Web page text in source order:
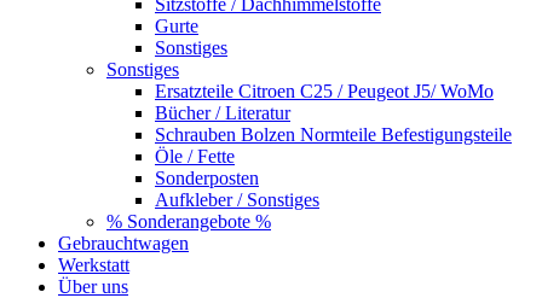
Gurte
Sonstiges
Sonstiges
Ersatzteile Citroen C25 / Peugeot J5/ WoMo
Bücher / Literatur
Schrauben Bolzen Normteile Befestigungsteile
Öle / Fette
Sonderposten
Aufkleber / Sonstiges
% Sonderangebote %
Gebrauchtwagen
Werkstatt
Über uns